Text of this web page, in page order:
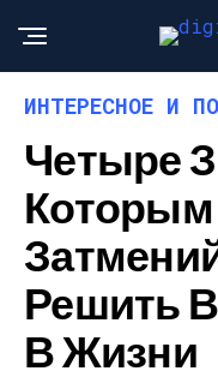
ИНТЕРЕСНОЕ И
Четыре
Решить
В Жизни